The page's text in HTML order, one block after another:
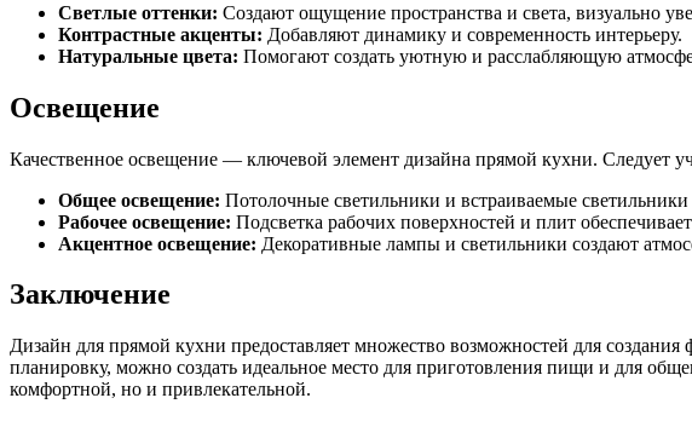
Светлые оттенки: Создают ощущение пространства и света, визуально
Контрастные акценты: Добавляют динамику и современность интерьеру.
Натуральные цвета: Помогают создать уютную и расслабляющую
Освещение
Качественное освещение — ключевой элемент дизайна прямой кухни. Следует
Общее освещение: Потолочные светильники и встраиваемые
Рабочее освещение: Подсветка рабочих поверхностей и плит
Акцентное освещение: Декоративные лампы и светильники создают
Заключение
Дизайн для прямой кухни предоставляет множество возможностей для
планировку, можно создать идеальное место для приготовления пищи и для
комфортной, но и привлекательной.